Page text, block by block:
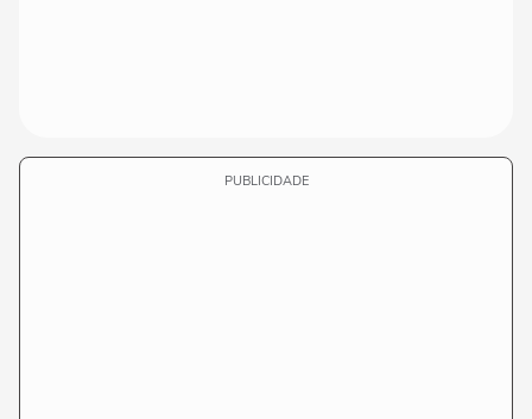
PUBLICIDADE